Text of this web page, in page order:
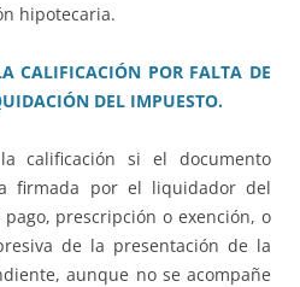
hipotecaria.
CALIFICACIÓN POR FALTA DE
DEL IMPUESTO.
calificación si el documento
firmada por el liquidador del
prescripción o exención, o
de la presentación de la
aunque no se acompañe